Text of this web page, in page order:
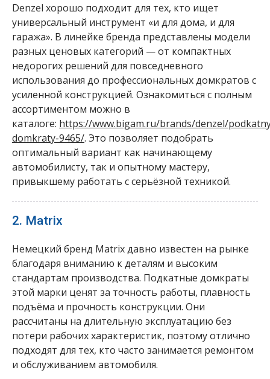
Denzel хорошо подходит для тех, кто ищет
универсальный инструмент «и для дома, и для
гаража». В линейке бренда представлены модели
разных ценовых категорий — от компактных
недорогих решений для повседневного
использования до профессиональных домкратов с
усиленной конструкцией. Ознакомиться с полным
ассортиментом можно в
каталоге: https://www.bigam.ru/brands/denzel/
domkraty-9465/. Это позволяет подобрать
оптимальный вариант как начинающему
автомобилисту, так и опытному мастеру,
привыкшему работать с серьёзной техникой.
2. Matrix
Немецкий бренд Matrix давно известен на рынке
благодаря вниманию к деталям и высоким
стандартам производства. Подкатные домкраты
этой марки ценят за точность работы, плавность
подъёма и прочность конструкции. Они
рассчитаны на длительную эксплуатацию без
потери рабочих характеристик, поэтому отлично
подходят для тех, кто часто занимается ремонтом
и обслуживанием автомобиля.